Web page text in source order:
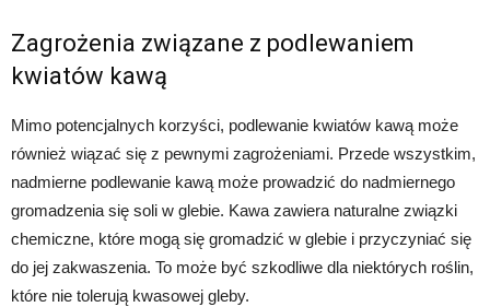
Zagrożenia związane z podlewaniem
kwiatów kawą
Mimo potencjalnych korzyści, podlewanie kwiatów kawą może
również wiązać się z pewnymi zagrożeniami. Przede wszystkim,
nadmierne podlewanie kawą może prowadzić do nadmiernego
gromadzenia się soli w glebie. Kawa zawiera naturalne związki
chemiczne, które mogą się gromadzić w glebie i przyczyniać się
do jej zakwaszenia. To może być szkodliwe dla niektórych roślin,
które nie tolerują kwasowej gleby.